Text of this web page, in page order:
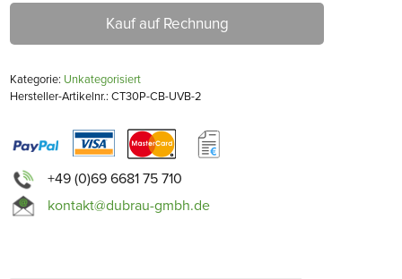
Kauf auf Rechnung
Kategorie: Unkategorisiert
Hersteller-Artikelnr.: CT30P-CB-UVB-2
+49 (0)69 6681 75 710
kontakt@dubrau-gmbh.de